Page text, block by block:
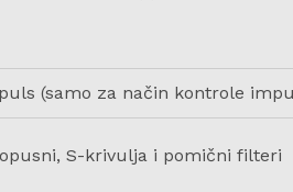
(samo za način kontrole
S-krivulja i pomični filteri